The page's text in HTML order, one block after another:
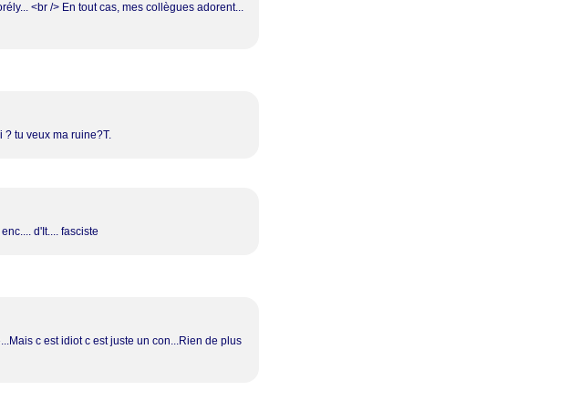
<br /> En tout cas, mes collègues adorent...
? tu veux ma ruine?T.
d'It.... fasciste
c est idiot c est juste un con...Rien de plus